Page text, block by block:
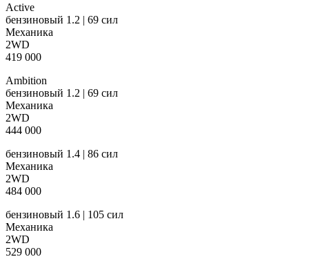
Active
бензиновый 1.2 | 69 сил
Механика
2WD
419 000
Ambition
бензиновый 1.2 | 69 сил
Механика
2WD
444 000
бензиновый 1.4 | 86 сил
Механика
2WD
484 000
бензиновый 1.6 | 105 сил
Механика
2WD
529 000